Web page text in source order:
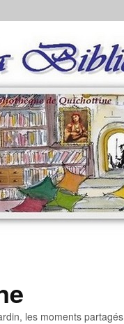
les moments partagés